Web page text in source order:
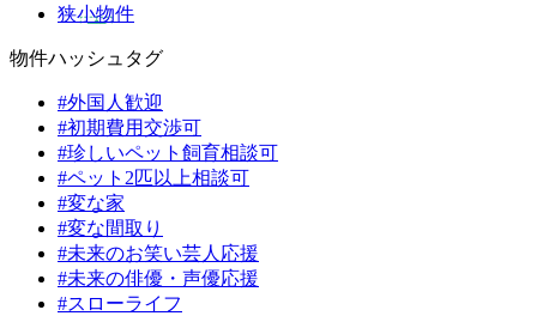
狭小物件
物件ハッシュタグ
#外国人歓迎
#初期費用交渉可
#珍しいペット飼育相談可
#ペット2匹以上相談可
#変な家
#変な間取り
#未来のお笑い芸人応援
#未来の俳優・声優応援
#スローライフ